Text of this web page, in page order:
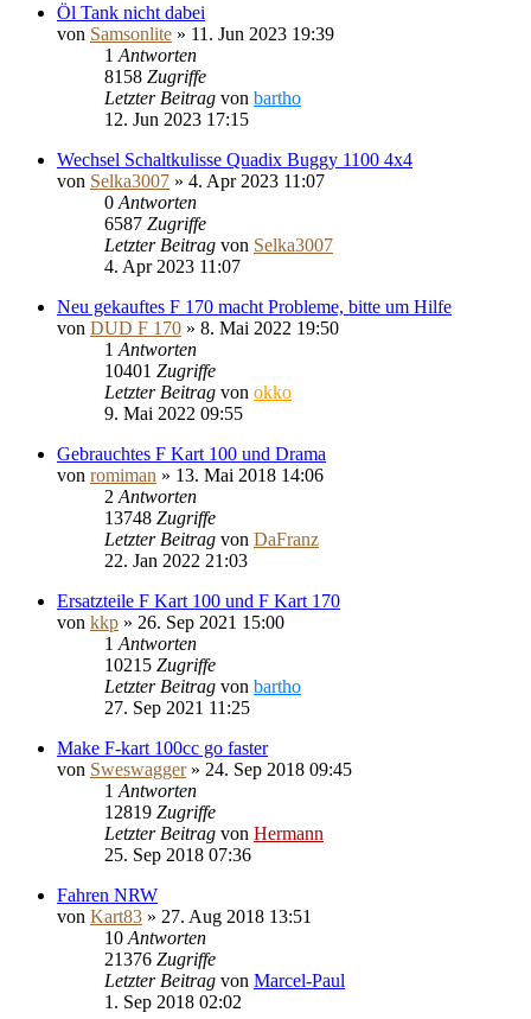
Öl Tank nicht dabei
von Samsonlite » 11. Jun 2023 19:39
1 Antworten
8158 Zugriffe
Letzter Beitrag von bartho
12. Jun 2023 17:15
Wechsel Schaltkulisse Quadix Buggy 1100 4x4
von Selka3007 » 4. Apr 2023 11:07
0 Antworten
6587 Zugriffe
Letzter Beitrag von Selka3007
4. Apr 2023 11:07
Neu gekauftes F 170 macht Probleme, bitte um Hilfe
von DUD F 170 » 8. Mai 2022 19:50
1 Antworten
10401 Zugriffe
Letzter Beitrag von okko
9. Mai 2022 09:55
Gebrauchtes F Kart 100 und Drama
von romiman » 13. Mai 2018 14:06
2 Antworten
13748 Zugriffe
Letzter Beitrag von DaFranz
22. Jan 2022 21:03
Ersatzteile F Kart 100 und F Kart 170
von kkp » 26. Sep 2021 15:00
1 Antworten
10215 Zugriffe
Letzter Beitrag von bartho
27. Sep 2021 11:25
Make F-kart 100cc go faster
von Sweswagger» 24. Sep 2018 09:45
1 Antworten
12819 Zugriffe
Letzter Beitrag von Hermann
25. Sep 2018 07:36
Fahren NRW
von Kart83 » 27. Aug 2018 13:51
10 Antworten
21376 Zugriffe
Letzter Beitrag von Marcel-Paul
1. Sep 2018 02:02